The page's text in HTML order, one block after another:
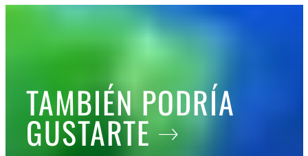
TAMBIÉN PODRÍA
GUSTARTE